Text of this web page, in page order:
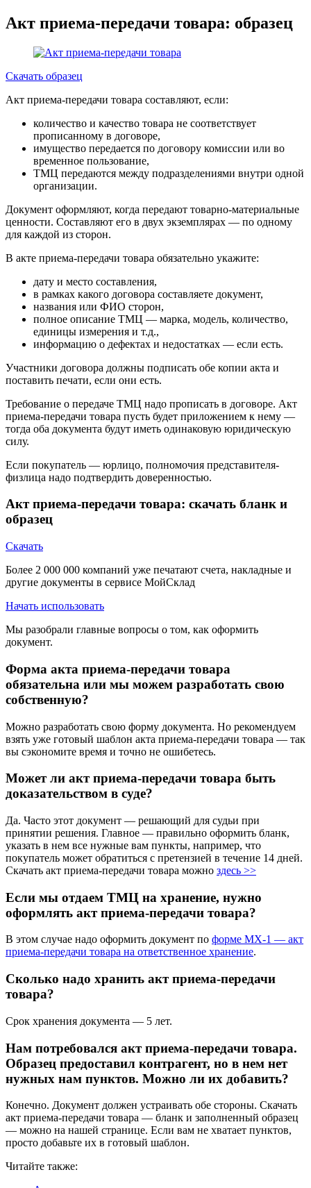
Акт приема-передачи товара: образец
Скачать образец
Акт приема-передачи товара составляют, если:
количество и качество товара не соответствует
прописанному в договоре,
имущество передается по договору комиссии или во
временное пользование,
ТМЦ передаются между подразделениями внутри одной
организации.
Документ оформляют, когда передают товарно-материальные
ценности. Составляют его в двух экземплярах — по одному
для каждой из сторон.
В акте приема-передачи товара обязательно укажите:
дату и место составления,
в рамках какого договора составляете документ,
названия или ФИО сторон,
полное описание ТМЦ — марка, модель, количество,
единицы измерения и т.д.,
информацию о дефектах и недостатках — если есть.
Участники договора должны подписать обе копии акта и
поставить печати, если они есть.
Требование о передаче ТМЦ надо прописать в договоре. Акт
приема-передачи товара пусть будет приложением к нему —
тогда оба документа будут иметь одинаковую юридическую
силу.
Если покупатель — юрлицо, полномочия представителя-
физлица надо подтвердить доверенностью.
Акт приема-передачи товара: скачать бланк и
образец
Скачать
Более 2 000 000 компаний уже печатают счета, накладные и
другие документы в сервисе МойСклад
Начать использовать
Мы разобрали главные вопросы о том, как оформить
документ.
Форма акта приема-передачи товара
обязательна или мы можем разработать свою
собственную?
Можно разработать свою форму документа. Но рекомендуем
взять уже готовый шаблон акта приема-передачи товара — так
вы сэкономите время и точно не ошибетесь.
Может ли акт приема-передачи товара быть
доказательством в суде?
Да. Часто этот документ — решающий для судьи при
принятии решения. Главное — правильно оформить бланк,
указать в нем все нужные вам пункты, например, что
покупатель может обратиться с претензией в течение 14 дней.
Скачать акт приема-передачи товара можно здесь >>
Если мы отдаем ТМЦ на хранение, нужно
оформлять акт приема-передачи товара?
В этом случае надо оформить документ по форме МХ-1 — акт
приема-передачи товара на ответственное хранение.
Сколько надо хранить акт приема-передачи
товара?
Срок хранения документа — 5 лет.
Нам потребовался акт приема-передачи товара.
Образец предоставил контрагент, но в нем нет
нужных нам пунктов. Можно ли их добавить?
Конечно. Документ должен устраивать обе стороны. Скачать
акт приема-передачи товара — бланк и заполненный образец
— можно на нашей странице. Если вам не хватает пунктов,
просто добавьте их в готовый шаблон.
Читайте также: